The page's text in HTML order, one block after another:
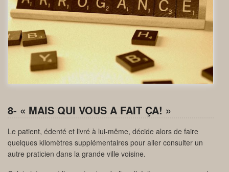
8- « MAIS QUI VOUS A FAIT ÇA! »
Le patient, édenté et livré à lui-même, décide alors de faire
quelques kilomètres supplémentaires pour aller consulter un
autre praticien dans la grande ville voisine.